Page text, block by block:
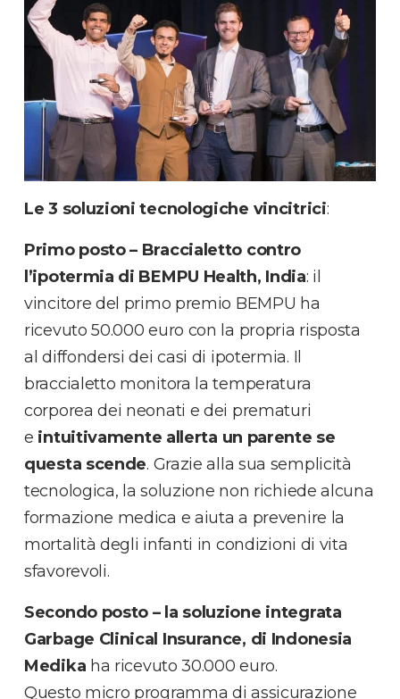
Le 3 soluzioni tecnologiche vincitrici:
Primo posto – Braccialetto contro
l’ipotermia di BEMPU Health, India: il
vincitore del primo premio BEMPU ha
ricevuto 50.000 euro con la propria risposta
al diffondersi dei casi di ipotermia. Il
braccialetto monitora la temperatura
corporea dei neonati e dei prematuri
e intuitivamente allerta un parente se
questa scende. Grazie alla sua semplicità
tecnologica, la soluzione non richiede alcuna
formazione medica e aiuta a prevenire la
mortalità degli infanti in condizioni di vita
sfavorevoli.
Secondo posto – la soluzione integrata
Garbage Clinical Insurance, di Indonesia
Medika ha ricevuto 30.000 euro.
Questo micro programma di assicurazione